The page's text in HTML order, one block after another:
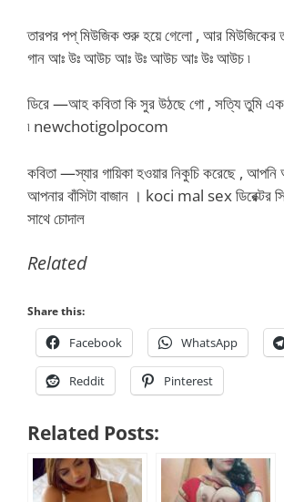
তারপর পপ্ মিউজিক শুরু হয়ে গেলো , আর মিউজিকের
গান আঃ উঃ আউচ আঃ উঃ আউচ আঃ উঃ আউচ ৷
ডিরে —আহ কবিতা কি সুর উঠছে গো , সত্যি তুমি
৷ newchotigolpocom
কবিতা —স্যার গায়িকা হওয়ার নিকুচি করেছে ,
আপনার বাঁসিটা বাজান । koci mal sex ডিরেক্টর
সাথে চোদাল
Related
Share this:
Facebook WhatsApp
Reddit Pinterest
Related Posts: